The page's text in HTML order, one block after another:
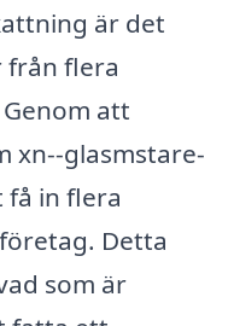
är det
flera
Genom att
xn--glasmstare-
få in flera
Detta
som är